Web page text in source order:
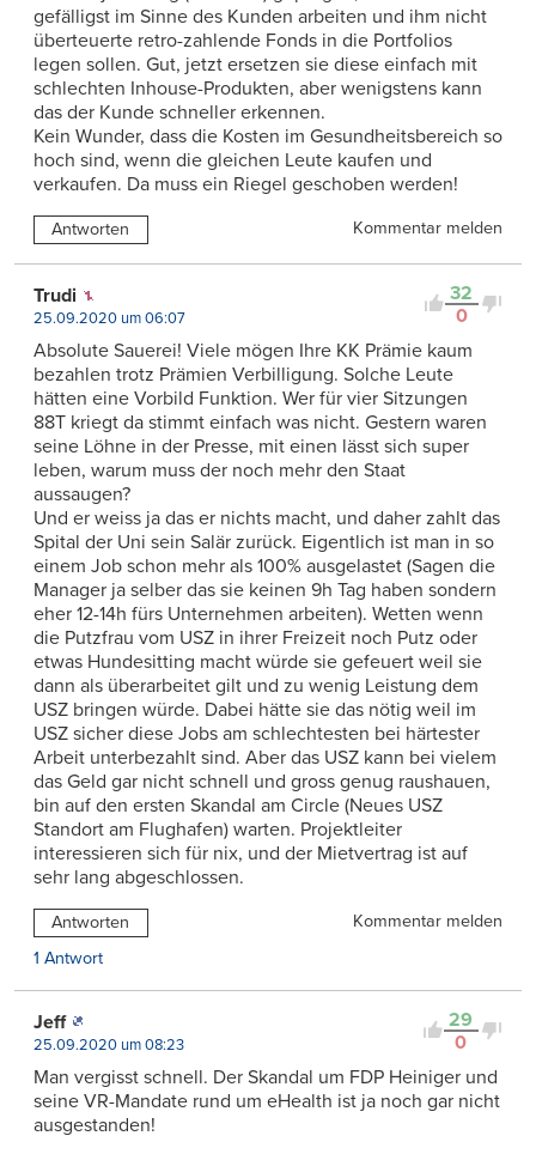
gefälligst im Sinne des Kunden arbeiten und ihm nicht
überteuerte retro-zahlende Fonds in die Portfolios
legen sollen. Gut, jetzt ersetzen sie diese einfach mit
schlechten Inhouse-Produkten, aber wenigstens kann
das der Kunde schneller erkennen.
Kein Wunder, dass die Kosten im Gesundheitsbereich so
hoch sind, wenn die gleichen Leute kaufen und
verkaufen. Da muss ein Riegel geschoben werden!
Antworten Kommentar melden
32
0
Trudi
25.09.2020 um 06:07
Absolute Sauerei! Viele mögen Ihre KK Prämie kaum
bezahlen trotz Prämien Verbilligung. Solche Leute
hätten eine Vorbild Funktion. Wer für vier Sitzungen
88T kriegt da stimmt einfach was nicht. Gestern waren
seine Löhne in der Presse, mit einen lässt sich super
leben, warum muss der noch mehr den Staat
aussaugen?
Und er weiss ja das er nichts macht, und daher zahlt das
Spital der Uni sein Salär zurück. Eigentlich ist man in so
einem Job schon mehr als 100% ausgelastet (Sagen die
Manager ja selber das sie keinen 9h Tag haben sondern
eher 12-14h fürs Unternehmen arbeiten). Wetten wenn
die Putzfrau vom USZ in ihrer Freizeit noch Putz oder
etwas Hundesitting macht würde sie gefeuert weil sie
dann als überarbeitet gilt und zu wenig Leistung dem
USZ bringen würde. Dabei hätte sie das nötig weil im
USZ sicher diese Jobs am schlechtesten bei härtester
Arbeit unterbezahlt sind. Aber das USZ kann bei vielem
das Geld gar nicht schnell und gross genug raushauen,
bin auf den ersten Skandal am Circle (Neues USZ
Standort am Flughafen) warten. Projektleiter
interessieren sich für nix, und der Mietvertrag ist auf
sehr lang abgeschlossen.
Antworten
Kommentar melden
1 Antwort
29
0
Jeff
25.09.2020 um 08:23
Man vergisst schnell. Der Skandal um FDP Heiniger und
seine VR-Mandate rund um eHealth ist ja noch gar nicht
ausgestanden!